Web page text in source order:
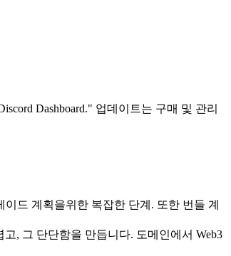
Dashboard." 업데이트는 구매 및 관리
드 계획을위한 복잡한 단계. 또한 번들 계
, 그 단단함을 만듭니다. 도메인에서 Web3